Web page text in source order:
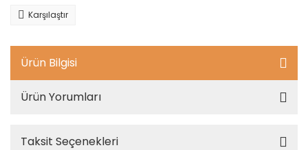
Karşılaştır
Ürün Bilgisi
Ürün Yorumları
Taksit Seçenekleri